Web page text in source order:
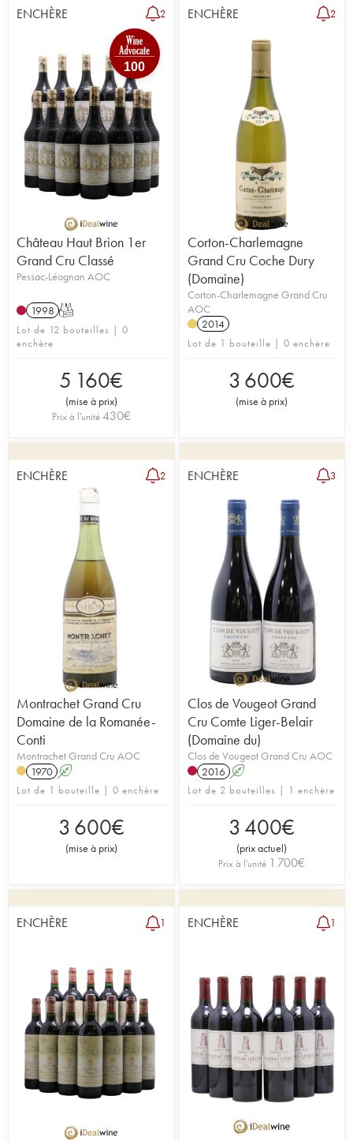
ENCHÈRE 2
100
Château Haut Brion 1er
Grand Cru Classé
Pessac-Léognan AOC
1998 T
Lot de 12 bouteilles | 0
enchère
5 160€
(mise à prix)
Prix à l'unité430€
ENCHÈRE 2
Corton-Charlemagne
Grand Cru Coche Dury
(Domaine)
Corton-Charlemagne Grand Cru
AOC
2014
Lot de 1 bouteille | 0 enchère
3 600€
(mise à prix)
ENCHÈRE 2
Montrachet Grand Cru
Domaine de la Romanée-
Conti
Montrachet Grand Cru AOC
1970 A
Lot de 1 bouteille | 0 enchère
3 600€
(mise à prix)
ENCHÈRE 3
Clos de Vougeot Grand
Cru Comte Liger-Belair
(Domaine du)
Clos de Vougeot Grand Cru AOC
2016 A
Lot de 2 bouteilles | 1 enchère
3 400€
(prix actuel)
Prix à l'unité 1 700€
ENCHÈRE 1 ENCHÈRE 1